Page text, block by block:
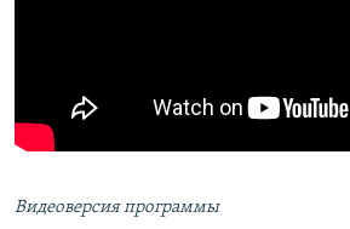
Видеоверсия программы